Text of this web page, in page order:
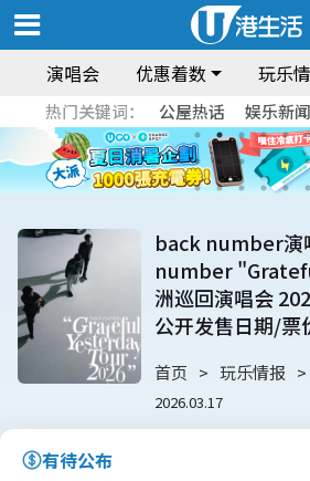
演唱会 优惠着数 玩乐
热门关键词： 公屋热话 娱乐新闻
back number演
number
洲巡回演唱会
公开发售日期/
首页 玩乐情报
2026.03.17
有待公布